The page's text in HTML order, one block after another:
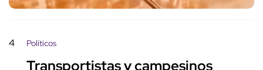
4 Políticos
Transportistas y campesinos